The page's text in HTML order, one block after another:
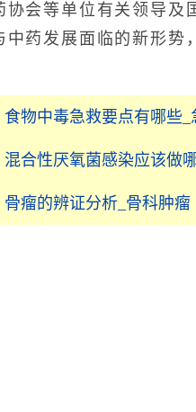
协会等单位有关领导及
中药发展面临的新形势
食物中毒急救要点有哪些
混合性厌氧菌感染应该做
骨瘤的辨证分析_骨科肿瘤